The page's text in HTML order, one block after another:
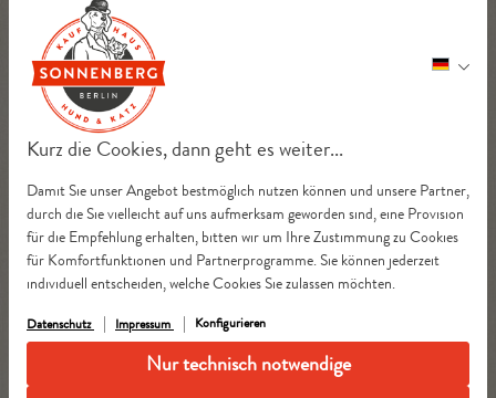
Kurz die Cookies, dann geht es weiter...
Damit Sie unser Angebot bestmöglich nutzen können und unsere Partner,
durch die Sie vielleicht auf uns aufmerksam geworden sind, eine Provision
für die Empfehlung erhalten, bitten wir um Ihre Zustimmung zu Cookies
für Komfortfunktionen und Partnerprogramme. Sie können jederzeit
individuell entscheiden, welche Cookies Sie zulassen möchten.
Datenschutz Impressum Konfigurieren
Nur technisch notwendige